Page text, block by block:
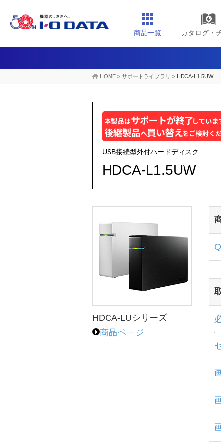
商品一覧 カタログ・
HOME > サポートライブラリ > HDCA-L1.5UW
USB接続型外付ハードディスク
HDCA-L1.5UW
HDCA-LUシリーズ
商品ページ